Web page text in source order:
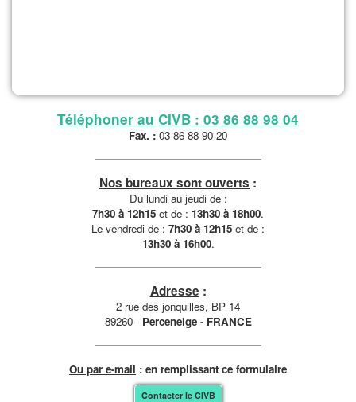
Téléphoner au CIVB : 03 86 88 98 04
Fax. : 03 86 88 90 20
Nos bureaux sont ouverts :
Du lundi au jeudi de :
7h30 à 12h15 et de : 13h30 à 18h00.
Le vendredi de : 7h30 à 12h15 et de :
13h30 à 16h00.
Adresse :
2 rue des jonquilles, BP 14
89260 - Perceneige - FRANCE
Ou par e-mail : en remplissant ce formulaire
Contacter le CIVB